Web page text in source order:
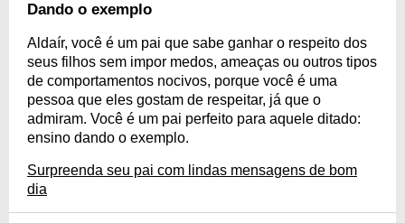
Dando o exemplo
Aldaír, você é um pai que sabe ganhar o respeito dos
seus filhos sem impor medos, ameaças ou outros tipos
de comportamentos nocivos, porque você é uma
pessoa que eles gostam de respeitar, já que o
admiram. Você é um pai perfeito para aquele ditado:
ensino dando o exemplo.
Surpreenda seu pai com lindas mensagens de bom
dia